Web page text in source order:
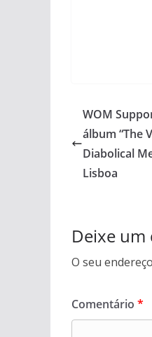
WOM
álbum “The
Diabolical
Lisboa
Deixe
O seu
Comentário *